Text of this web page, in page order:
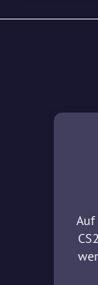
Auf